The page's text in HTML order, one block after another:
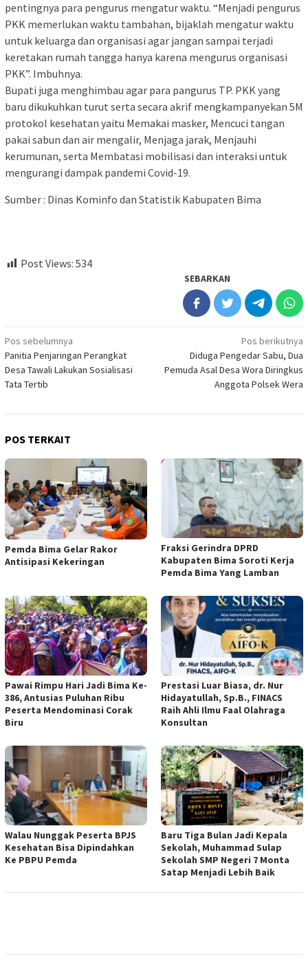
pentingnya para pengurus mengatur waktu. “Menjadi pengurus
PKK memerlukan waktu tambahan, bijaklah mengatur waktu
untuk keluarga dan organisasi agar jangan sampai terjadi
keretakan rumah tangga hanya karena mengurus organisasi
PKK”. Imbuhnya.
Bupati juga menghimbau agar para pangurus TP. PKK yang
baru dikukuhkan turut serta secara akrif mengkampanyekan 5M
protokol kesehatan yaitu Memakai masker, Mencuci tangan
pakai sabun dan air mengalir, Menjaga jarak, Menjauhi
kerumunan, serta Membatasi mobilisasi dan interaksi untuk
mengurangi dampak pandemi Covid-19.
Sumber : Dinas Kominfo dan Statistik Kabupaten Bima
Post Views: 534
SEBARKAN
Navigasi
pos
Pos sebelumnya
Panitia Penjaringan Perangkat
Desa Tawali Lakukan Sosialisasi
Tata Tertib
Pos berikutnya
Diduga Pengedar Sabu, Dua
Pemuda Asal Desa Wora Diringkus
Anggota Polsek Wera
POS TERKAIT
Pemda Bima Gelar Rakor
Antisipasi Kekeringan
Fraksi Gerindra DPRD
Kabupaten Bima Soroti Kerja
Pemda Bima Yang Lamban
Pawai Rimpu Hari Jadi Bima Ke-
386, Antusias Puluhan Ribu
Peserta Mendominasi Corak
Biru
Prestasi Luar Biasa, dr. Nur
Hidayatullah, Sp.B., FINACS
Raih Ahli Ilmu Faal Olahraga
Konsultan
Walau Nunggak Peserta BPJS
Kesehatan Bisa Dipindahkan
Ke PBPU Pemda
Baru Tiga Bulan Jadi Kepala
Sekolah, Muhammad Sulap
Sekolah SMP Negeri 7 Monta
Satap Menjadi Lebih Baik